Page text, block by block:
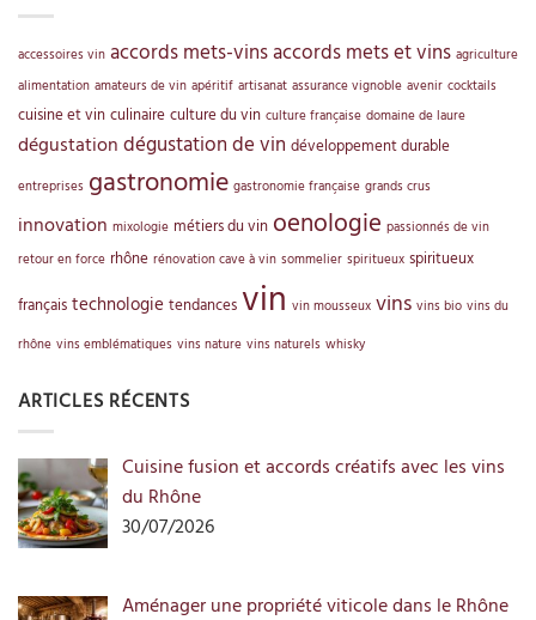
accessoires vin accords mets-vinsaccords mets et vins agriculture
alimentation amateurs de vin apéritif artisanat assurance vignoble avenir cocktails
cuisine et vin culinaire culture du vin culture française domaine de laure
dégustation dégustation de vin développement durable
entreprises gastronomie gastronomie française grands crus
innovation mixologie métiers du vin oenologie passionnés de vin
retour en force rhône rénovation cave à vin sommelier spiritueux spiritueux
français technologie tendances vin vin mousseux vins vins bio vins du
rhône vins emblématiques vins nature vins naturels whisky
ARTICLES RÉCENTS
Cuisine fusion et accords créatifs avec les vins
du Rhône
30/07/2026
Aménager une propriété viticole dans le Rhône